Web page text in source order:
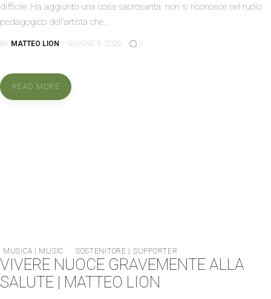
difficile. Ha aggiunto una cosa sacrosanta: non si riconosce nel ruolo
pedagogico dell'artista che…
BY MATTEO LION GIUGNO 9, 2026 0
READ MORE
MUSICA | MUSIC SOSTENITORE | SUPPORTER
VIVERE NUOCE GRAVEMENTE ALLA
SALUTE | MATTEO LION